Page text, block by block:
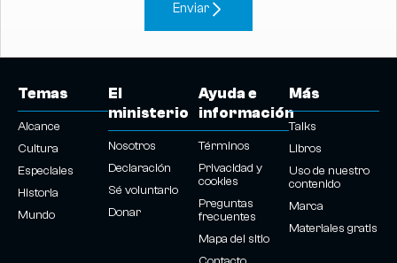
Enviar
Temas
Alcance
Cultura
Especiales
Historia
Mundo
El
ministerio
Nosotros
Declaración
Sé voluntario
Donar
Ayuda e
información
Términos
Privacidad y
cookies
Preguntas
frecuentes
Mapa del sitio
Más
Talks
Libros
Uso de nuestro
contenido
Marca
Materiales gratis